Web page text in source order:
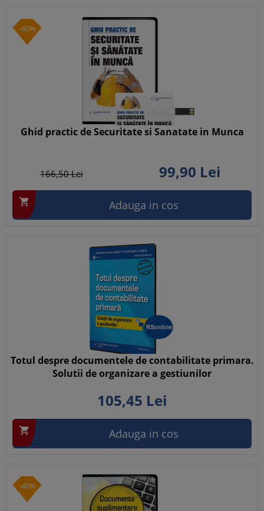
-40%
Ghid practic de Securitate si Sanatate in Munca
166,50Lei 99,90 Lei
 Adauga in cos
Totul despre documentele de contabilitate primara.
Solutii de organizare a gestiunilor
105,45 Lei
 Adauga in cos
-40%